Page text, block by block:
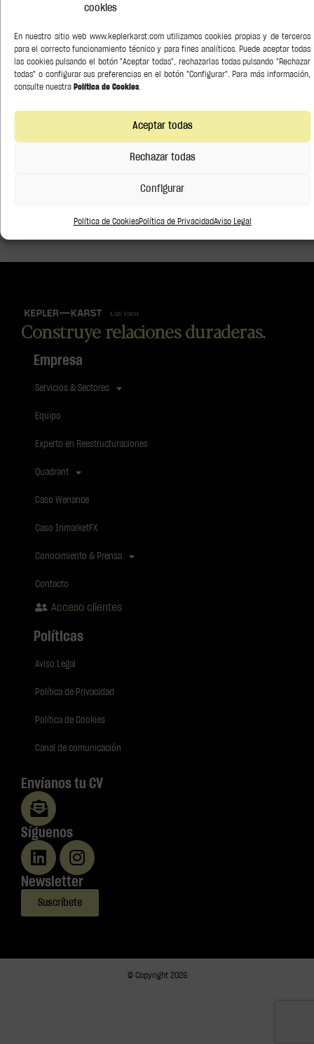
cookies
En nuestro sitio web www.keplerkarst.com utilizamos cookies propias y de terceros
para el correcto funcionamiento técnico y para fines analíticos. Puede aceptar todas
las cookies pulsando el botón "Aceptar todas", rechazarlas todas pulsando "Rechazar
todas" o configurar sus preferencias en el botón "Configurar". Para más información,
consulte nuestra Política de Cookies.
Aceptar todas
Rechazar todas
Configurar
Política de CookiesPolítica de PrivacidadAviso Legal
programa La Linterna (Cadena COPE), de la mano de Ángel
Reconocidos por
Construye relaciones duraderas.
Empresa
Servicios & Sectores
Equipo
Experto en Reestructuraciones
Quadrant
Caso Wenance
Caso InmarketFX
Conocimiento & Prensa
Contacto
Acceso clientes
Políticas
Aviso Legal
Política de Privacidad
Política de Cookies
Canal de comunicación
Envíanos tu CV
Síguenos
Newsletter
Suscríbete
© Copyright 2026